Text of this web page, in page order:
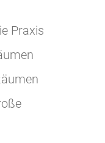
Praxis